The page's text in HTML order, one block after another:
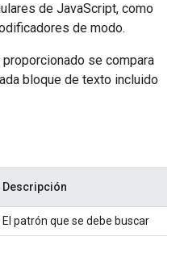
de JavaScript, como
de modo.
se compara
bloque de texto incluido
Descripción
El patrón que se debe buscar